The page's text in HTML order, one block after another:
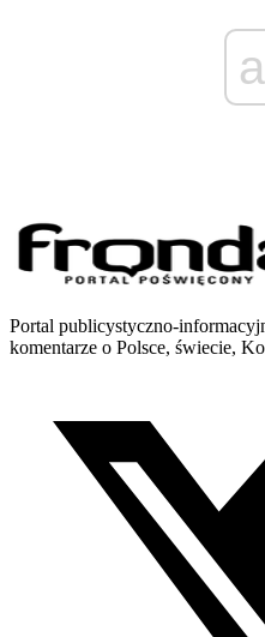
Portal publicystyczno-
komentarze o Polsce, świecie,